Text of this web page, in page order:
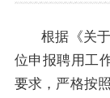
根据《关
位申报聘用工
要求，严格按